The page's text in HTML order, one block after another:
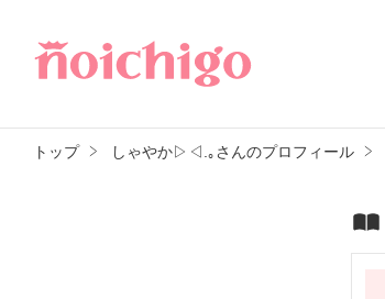
トップ しゃやか▷◁.｡さんのプロフィール